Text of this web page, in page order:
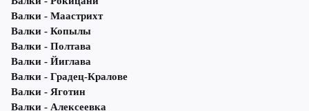
Валки - Маастрихт
Валки - Копылы
Валки - Полтава
Валки - Йиглава
Валки - Градец-Кралове
Валки - Яготин
Валки - Алексеевка